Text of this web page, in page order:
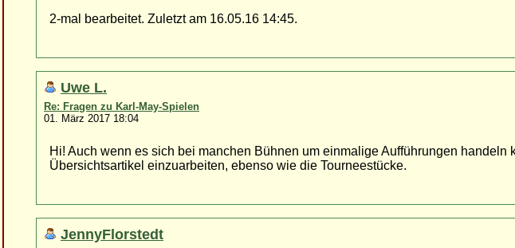
2-mal bearbeitet. Zuletzt am 16.05.16 14:45.
Uwe L.
Re: Fragen zu Karl-May-Spielen
01. März 2017 18:04
Hi! Auch wenn es sich bei manchen Bühnen um einmalige Aufführungen handeln
Übersichtsartikel einzuarbeiten, ebenso wie die Tourneestücke.
JennyFlorstedt